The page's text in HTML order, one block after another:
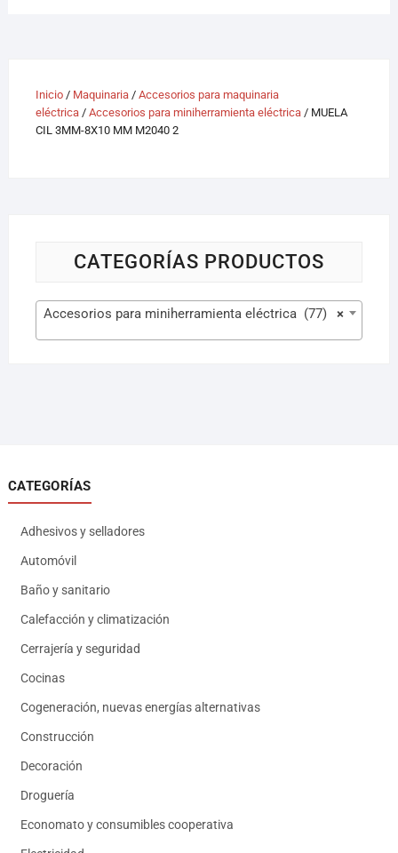
Inicio/ Maquinaria/ Accesorios para maquinaria
eléctrica/ Accesorios para miniherramienta eléctrica/ MUELA
CIL 3MM-8X10 MM M2040 2
CATEGORÍAS PRODUCTOS
×
Accesorios para miniherramienta eléctrica (77)
CATEGORÍAS
Adhesivos y selladores
Automóvil
Baño y sanitario
Calefacción y climatización
Cerrajería y seguridad
Cocinas
Cogeneración, nuevas energías alternativas
Construcción
Decoración
Droguería
Economato y consumibles cooperativa